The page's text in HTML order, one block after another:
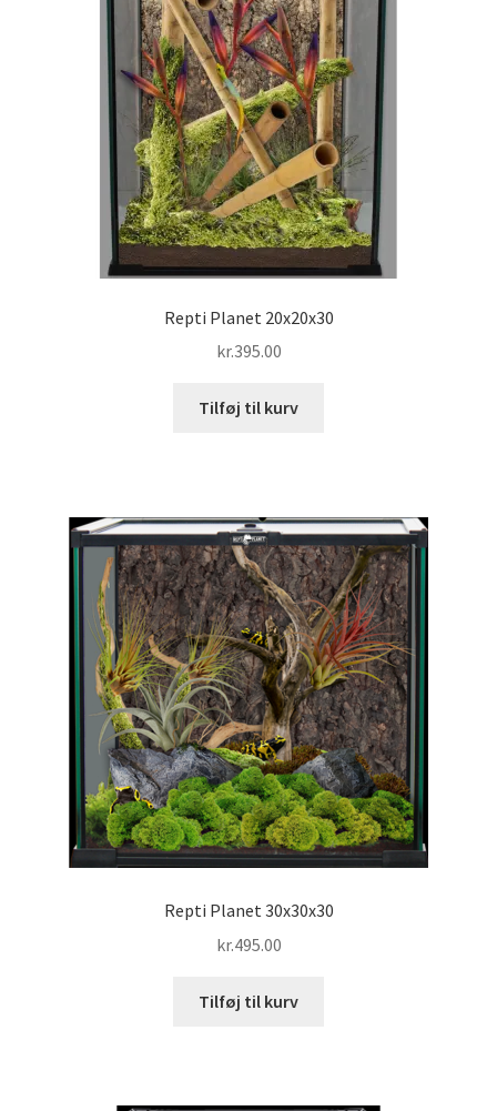
Repti Planet 20x20x30
kr.395.00
Tilføj til kurv
Repti Planet 30x30x30
kr.495.00
Tilføj til kurv